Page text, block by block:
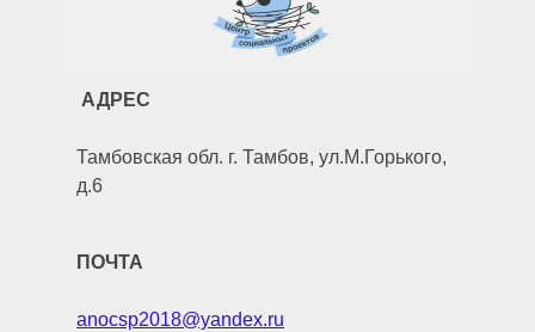
АДРЕС
Тамбовская обл. г. Тамбов, ул.М.Горького,
д.6
ПОЧТА
anocsp2018@yandex.ru